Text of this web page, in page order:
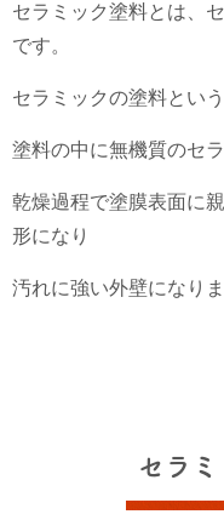
セラミック塗料とは、
です。
セラミックの塗料とい
塗料の中に無機質のセ
乾燥過程で塗膜表面に
形になり
汚れに強い外壁になりま
セラ